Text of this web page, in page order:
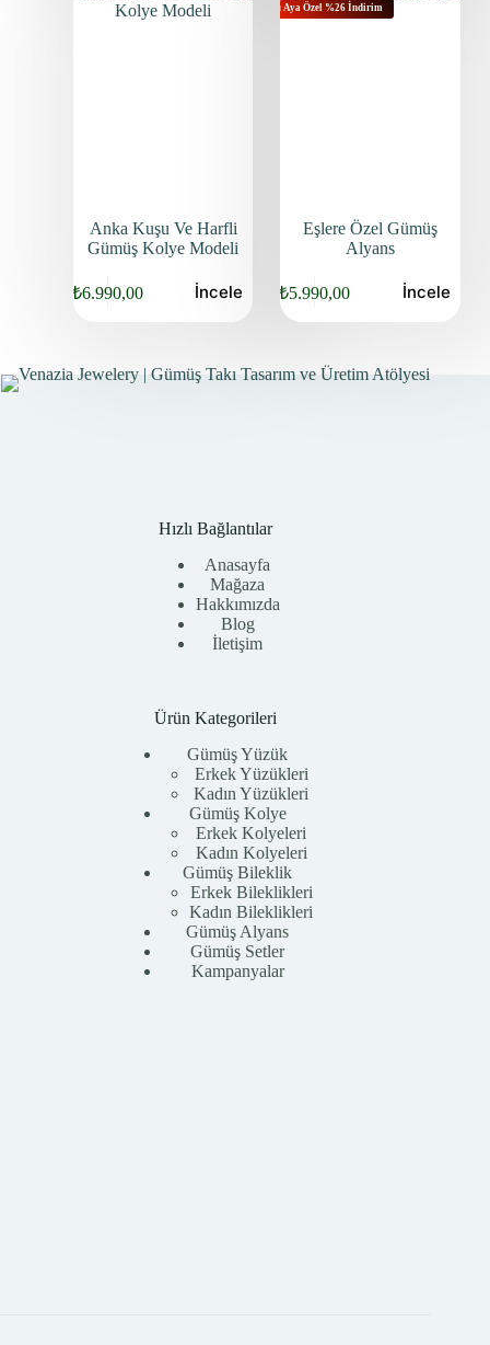
Anka Kuşu Ve Harfli
Gümüş Kolye Modeli
₺6.990,00 İncele
Bu Aya Özel %26 İndirim
Eşlere Özel Gümüş
Alyans
₺5.990,00 İncele
Hızlı Bağlantılar
Anasayfa
Mağaza
Hakkımızda
Blog
İletişim
Ürün Kategorileri
Gümüş Yüzük
Erkek Yüzükleri
Kadın Yüzükleri
Gümüş Kolye
Erkek Kolyeleri
Kadın Kolyeleri
Gümüş Bileklik
Erkek Bileklikleri
Kadın Bileklikleri
Gümüş Alyans
Gümüş Setler
Kampanyalar